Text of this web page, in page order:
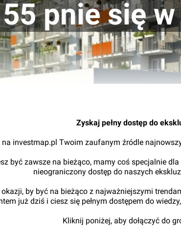
pnie się
Zyskaj pełny dostęp do
na investmap.pl Twoim zaufanym źródle
być zawsze na bieżąco, mamy coś specjalnie
nieograniczony dostęp do naszych
okazji, by być na bieżąco z najważniejszymi
już dziś i ciesz się pełnym dostępem do
Kliknij poniżej, aby dołączyć do